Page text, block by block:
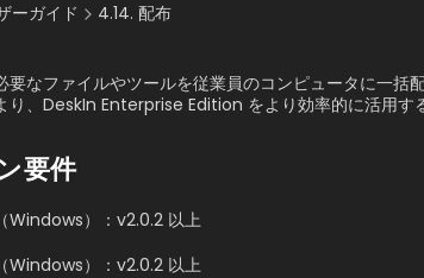
ーガイド 4.14. 配布
要なファイルやツールを従業員のコンピュータに一括
り、DeskIn Enterprise Edition をより効率的に活用す
要件
Windows）：v2.0.2 以上
Windows）：v2.0.2 以上